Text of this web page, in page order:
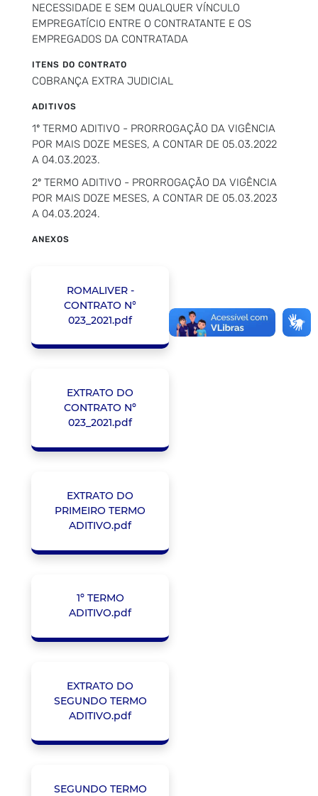
NECESSIDADE E SEM QUALQUER VÍNCULO
EMPREGATÍCIO ENTRE O CONTRATANTE E OS
EMPREGADOS DA CONTRATADA
ITENS DO CONTRATO
COBRANÇA EXTRA JUDICIAL
ADITIVOS
1º TERMO ADITIVO - PRORROGAÇÃO DA VIGÊNCIA
POR MAIS DOZE MESES, A CONTAR DE 05.03.2022
A 04.03.2023.
2º TERMO ADITIVO - PRORROGAÇÃO DA VIGÊNCIA
POR MAIS DOZE MESES, A CONTAR DE 05.03.2023
A 04.03.2024.
ANEXOS
ROMALIVER -
CONTRATO N°
023_2021.pdf
EXTRATO DO
CONTRATO Nº
023_2021.pdf
EXTRATO DO
PRIMEIRO TERMO
ADITIVO.pdf
1º TERMO
ADITIVO.pdf
EXTRATO DO
SEGUNDO TERMO
ADITIVO.pdf
SEGUNDO TERMO